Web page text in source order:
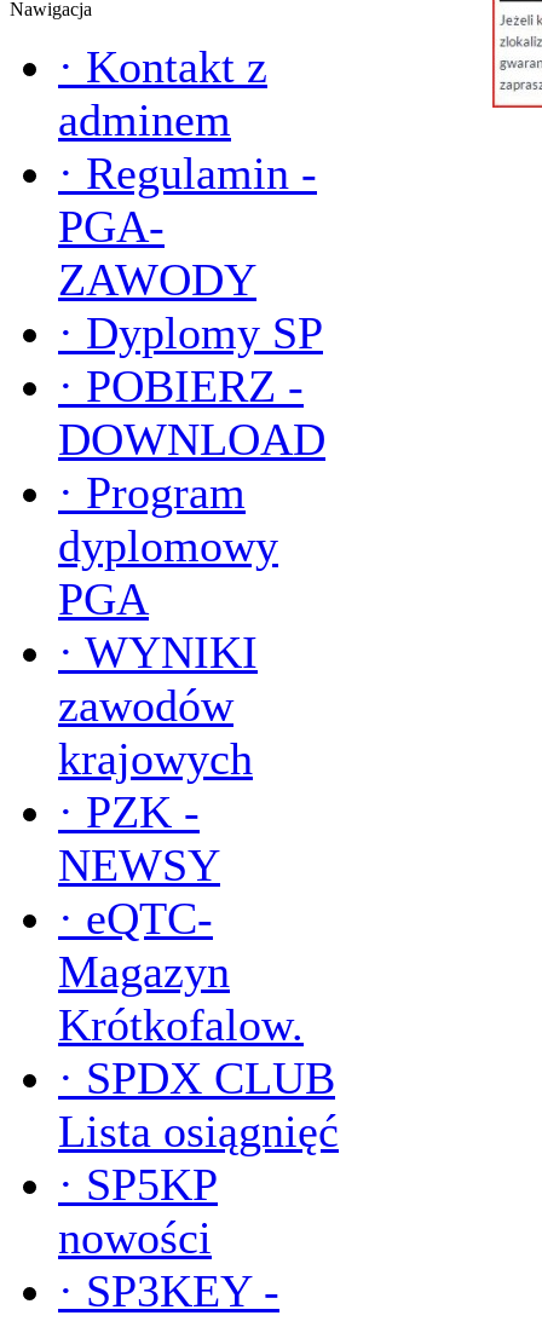
Nawigacja
· Kontakt z
adminem
· Regulamin -
PGA-
ZAWODY
· Dyplomy SP
· POBIERZ -
DOWNLOAD
· Program
dyplomowy
PGA
· WYNIKI
zawodów
krajowych
· PZK -
NEWSY
· eQTC-
Magazyn
Krótkofalow.
· SPDX CLUB
Lista osiągnięć
· SP5KP
nowości
· SP3KEY -